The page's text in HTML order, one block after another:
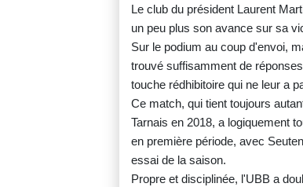
Le club du président Laurent
un peu plus son avance sur sa
Sur le podium au coup d'envoi,
trouvé suffisamment de
touche rédhibitoire qui ne leur a
Ce match, qui tient toujours
Tarnais en 2018, a logiquement
en première période, avec
essai de la saison.
Propre et disciplinée, l'UBB a